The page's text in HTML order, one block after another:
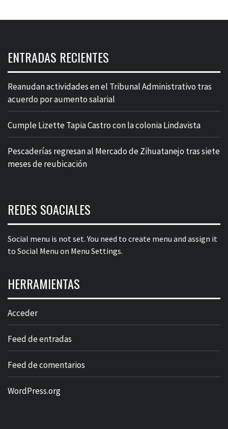
ENTRADAS RECIENTES
Reanudan actividades en el Tribunal Administrativo tras
acuerdo por aumento salarial
Cumple Lizette Tapia Castro con la colonia Lindavista
Pescaderías regresan al Mercado de Zihuatanejo tras siete
meses de reubicación
REDES SOACIALES
Social menu is not set. You need to create menu and assign it
to Social Menu on Menu Settings.
HERRAMIENTAS
Acceder
Feed de entradas
Feed de comentarios
WordPress.org